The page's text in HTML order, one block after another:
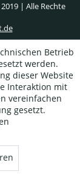
| Alle Rechte
Betrieb
werden.
dieser Website
Interaktion mit
vereinfachen
gesetzt.